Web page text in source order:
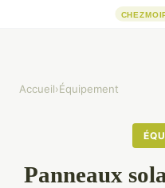
Accueil›Équipement
Panneaux